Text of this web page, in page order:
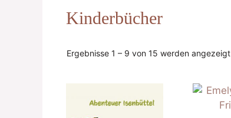
Kinderbücher
Ergebnisse 1 – 9 von 15 werden angezeigt